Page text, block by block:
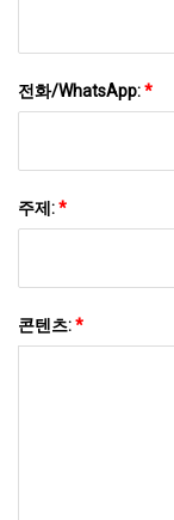
전화/WhatsApp:*
주제:*
콘텐츠:*